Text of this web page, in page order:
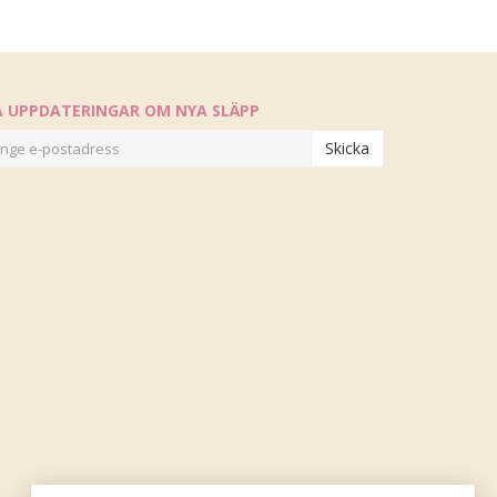
UPPDATERINGAR OM NYA SLÄPP
Skicka